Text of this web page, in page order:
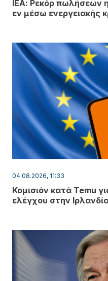
ΙΕΑ: Ρεκόρ πωλήσεων
εν μέσω ενεργειακής
04.08.2026, 11:33
Κομισιόν κατά Temu
ελέγχου στην